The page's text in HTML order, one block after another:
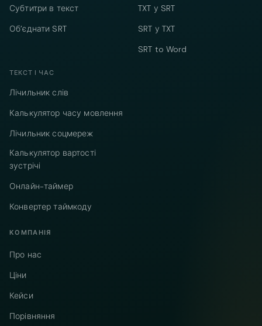
Субтитри в текст
Об’єднати SRT
TXT у SRT
SRT у TXT
SRT to Word
ТЕКСТ І ЧАС
Лічильник слів
Калькулятор часу мовлення
Лічильник соцмереж
Калькулятор вартості
зустрічі
Онлайн-таймер
Конвертер таймкоду
КОМПАНІЯ
Про нас
Ціни
Кейси
Порівняння